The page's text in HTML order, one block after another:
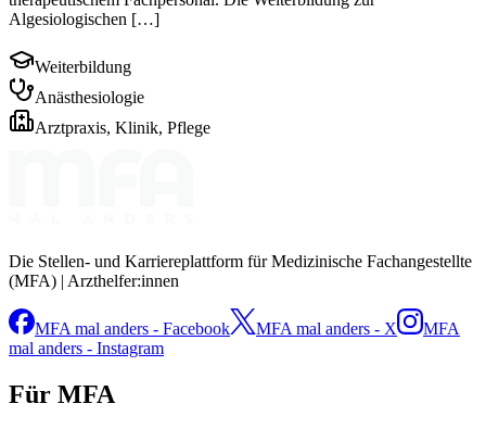
Algesiologischen […]
Weiterbildung
Anästhesiologie
Arztpraxis, Klinik, Pflege
Die Stellen- und Karriereplattform für Medizinische Fachangestellte
(MFA) | Arzthelfer:innen
MFA mal anders - Facebook MFA mal anders - X
MFA
mal anders - Instagram
Für MFA